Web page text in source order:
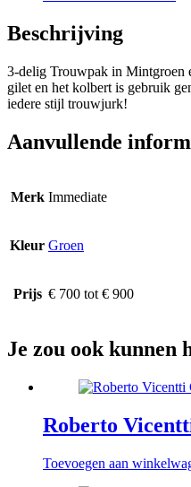
Beschrijving
3-delig Trouwpak in Mintgroen
gilet en het kolbert is gebruik
iedere stijl trouwjurk!
Aanvullende
Merk Immediate
Kleur Groen
Prijs € 700 tot € 900
Je zou ook kunnen
Roberto
Toevoegen aan